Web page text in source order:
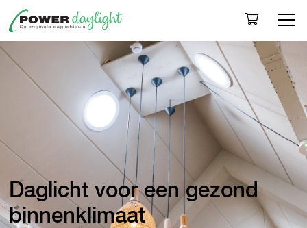
Daglicht voor een gezond
binnenklimaat